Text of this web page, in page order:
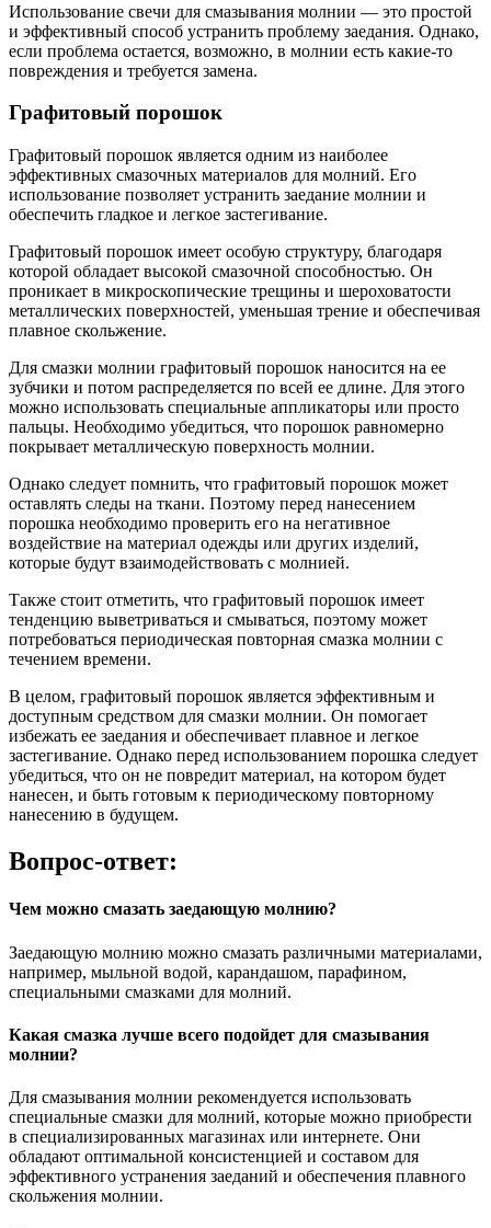
Использование свечи для смазывания молнии — это простой
и эффективный способ устранить проблему заедания. Однако,
если проблема остается, возможно, в молнии есть какие-то
повреждения и требуется замена.
Графитовый порошок
Графитовый порошок является одним из наиболее
эффективных смазочных материалов для молний. Его
использование позволяет устранить заедание молнии и
обеспечить гладкое и легкое застегивание.
Графитовый порошок имеет особую структуру, благодаря
которой обладает высокой смазочной способностью. Он
проникает в микроскопические трещины и шероховатости
металлических поверхностей, уменьшая трение и обеспечивая
плавное скольжение.
Для смазки молнии графитовый порошок наносится на ее
зубчики и потом распределяется по всей ее длине. Для этого
можно использовать специальные аппликаторы или просто
пальцы. Необходимо убедиться, что порошок равномерно
покрывает металлическую поверхность молнии.
Однако следует помнить, что графитовый порошок может
оставлять следы на ткани. Поэтому перед нанесением
порошка необходимо проверить его на негативное
воздействие на материал одежды или других изделий,
которые будут взаимодействовать с молнией.
Также стоит отметить, что графитовый порошок имеет
тенденцию выветриваться и смываться, поэтому может
потребоваться периодическая повторная смазка молнии с
течением времени.
В целом, графитовый порошок является эффективным и
доступным средством для смазки молнии. Он помогает
избежать ее заедания и обеспечивает плавное и легкое
застегивание. Однако перед использованием порошка следует
убедиться, что он не повредит материал, на котором будет
нанесен, и быть готовым к периодическому повторному
нанесению в будущем.
Вопрос-ответ:
Чем можно смазать заедающую молнию?
Заедающую молнию можно смазать различными материалами,
например, мыльной водой, карандашом, парафином,
специальными смазками для молний.
Какая смазка лучше всего подойдет для смазывания
молнии?
Для смазывания молнии рекомендуется использовать
специальные смазки для молний, которые можно приобрести
в специализированных магазинах или интернете. Они
обладают оптимальной консистенцией и составом для
эффективного устранения заеданий и обеспечения плавного
скольжения молнии.